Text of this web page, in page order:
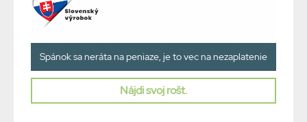
Spánok sa neráta na peniaze, je to vec na nezaplatenie
Nájdi svoj rošt.